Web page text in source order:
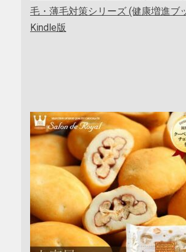
毛・薄毛対策シリーズ (健康増進ブ
Kindle版